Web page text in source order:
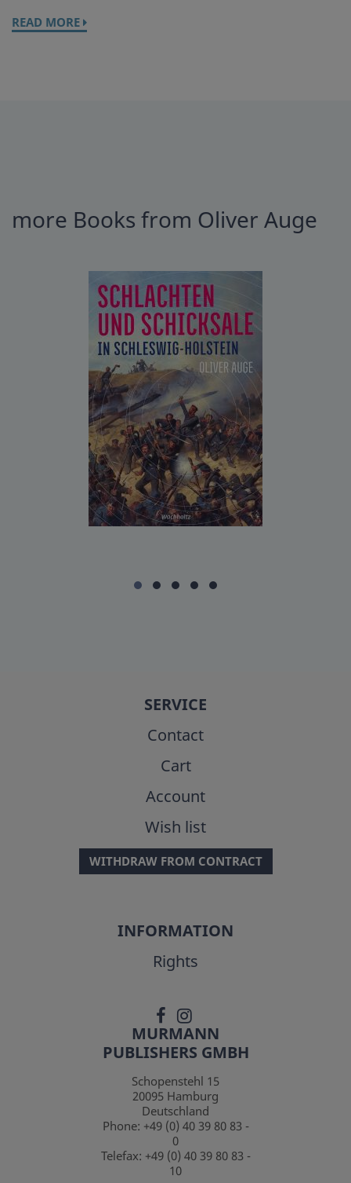
READ MORE
more Books from Oliver Auge
SERVICE
Contact
Cart
Account
Wish list
WITHDRAW FROM CONTRACT
INFORMATION
Rights
MURMANN
PUBLISHERS GMBH
Schopenstehl 15
20095 Hamburg
Deutschland
Phone: +49 (0) 40 39 80 83 -
0
Telefax: +49 (0) 40 39 80 83 -
10